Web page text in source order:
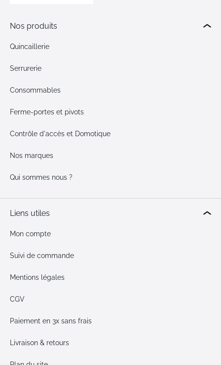
Nos produits
Quincaillerie
Serrurerie
Consommables
Ferme-portes et pivots
Contrôle d'accès et Domotique
Nos marques
Qui sommes nous ?
Liens utiles
Mon compte
Suivi de commande
Mentions légales
CGV
Paiement en 3x sans frais
Livraison & retours